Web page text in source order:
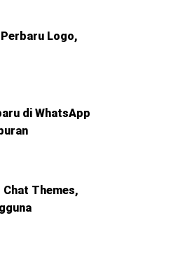
Logo,
di WhatsApp
Themes,